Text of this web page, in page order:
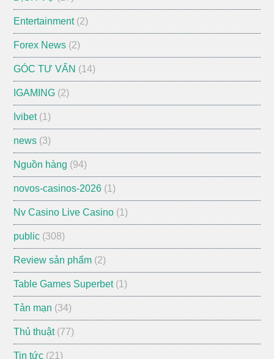
Entertainment(2)
Forex News (2)
GÓC TƯ VẤN (14)
IGAMING (2)
Ivibet(1)
news (3)
Nguồn hàng (94)
novos-casinos-2026 (1)
Nv Casino Live Casino (1)
public (308)
Review sản phẩm (2)
Table Games Superbet(1)
Tản mạn (34)
Thủ thuật(77)
Tin tức (21)